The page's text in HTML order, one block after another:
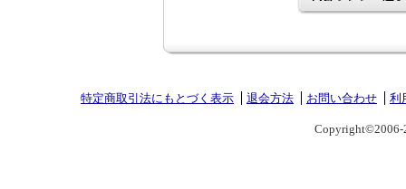
特定商取引法にもとづく表示 退会方法 お問い合わせ 利
Copyright©2006-